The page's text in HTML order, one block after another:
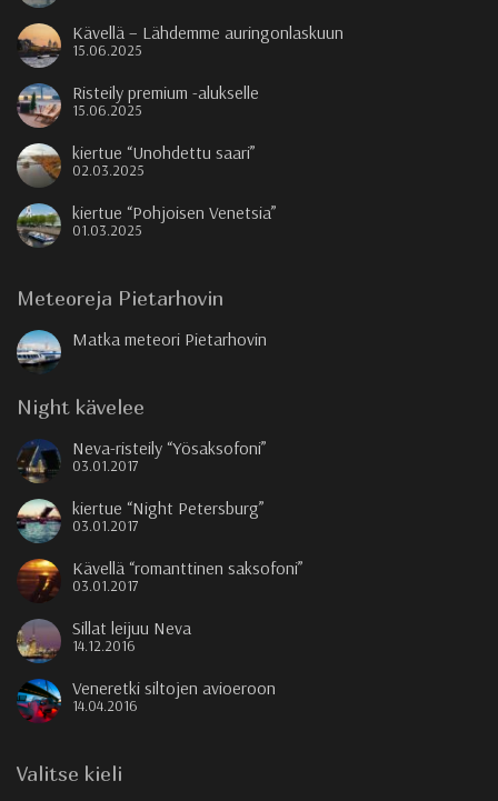
Kävellä – Lähdemme auringonlaskuun
15.06.2025
Risteily premium -alukselle
15.06.2025
kiertue “Unohdettu saari”
02.03.2025
kiertue “Pohjoisen Venetsia”
01.03.2025
Meteoreja Pietarhovin
Matka meteori Pietarhovin
Night kävelee
Neva-risteily “Yösaksofoni”
03.01.2017
kiertue “Night Petersburg”
03.01.2017
Kävellä “romanttinen saksofoni”
03.01.2017
Sillat leijuu Neva
14.12.2016
Veneretki siltojen avioeroon
14.04.2016
Valitse kieli